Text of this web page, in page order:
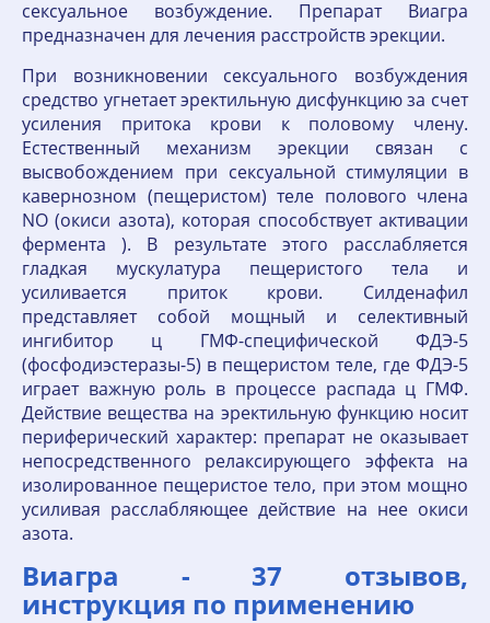
сексуальное возбуждение. Препарат Виагра
предназначен для лечения расстройств эрекции.
При возникновении сексуального возбуждения
средство угнетает эректильную дисфункцию за счет
усиления притока крови к половому члену.
Естественный механизм эрекции связан с
высвобождением при сексуальной стимуляции в
кавернозном (пещеристом) теле полового члена
NO (окиси азота), которая способствует активации
фермента ). В результате этого расслабляется
гладкая мускулатура пещеристого тела и
усиливается приток крови. Силденафил
представляет собой мощный и селективный
ингибитор ц ГМФ-специфической ФДЭ-5
(фосфодиэстеразы-5) в пещеристом теле, где ФДЭ-5
играет важную роль в процессе распада ц ГМФ.
Действие вещества на эректильную функцию носит
периферический характер: препарат не оказывает
непосредственного релаксирующего эффекта на
изолированное пещеристое тело, при этом мощно
усиливая расслабляющее действие на нее окиси
азота.
Виагра - 37 отзывов,
инструкция по применению